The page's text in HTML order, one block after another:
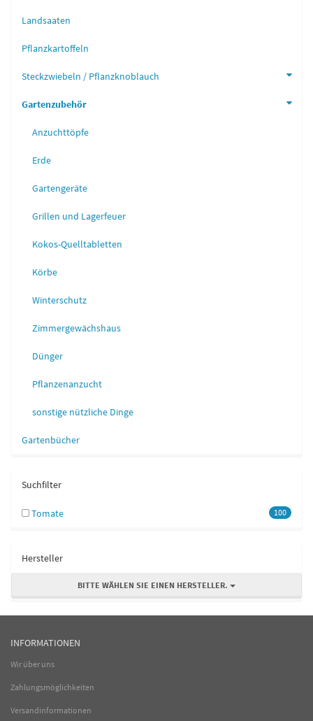
Landsaaten
Pflanzkartoffeln
Steckzwiebeln / Pflanzknoblauch
Gartenzubehör
Anzuchttöpfe
Erde
Gartengeräte
Grillen und Lagerfeuer
Kokos-Quelltabletten
Körbe
Winterschutz
Zimmergewächshaus
Dünger
Pflanzenanzucht
sonstige nützliche Dinge
Gartenbücher
Suchfilter
100
Tomate
Hersteller
BITTE WÄHLEN SIE EINEN HERSTELLER.
INFORMATIONEN
Wir über uns
Zahlungsmöglichkeiten
Versandinformationen